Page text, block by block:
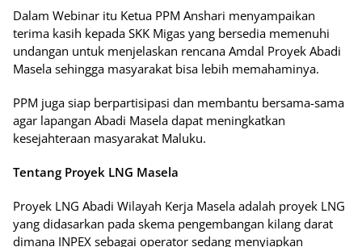
Dalam Webinar itu Ketua PPM Anshari menyampaikan
terima kasih kepada SKK Migas yang bersedia memenuhi
undangan untuk menjelaskan rencana Amdal Proyek Abadi
Masela sehingga masyarakat bisa lebih memahaminya.
PPM juga siap berpartisipasi dan membantu bersama-sama
agar lapangan Abadi Masela dapat meningkatkan
kesejahteraan masyarakat Maluku.
Tentang Proyek LNG Masela
Proyek LNG Abadi Wilayah Kerja Masela adalah proyek LNG
yang didasarkan pada skema pengembangan kilang darat
dimana INPEX sebagai operator sedang menyiapkan